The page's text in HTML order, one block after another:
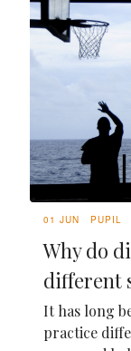
01 JUN PUPIL
Why do
different
It has long
practice